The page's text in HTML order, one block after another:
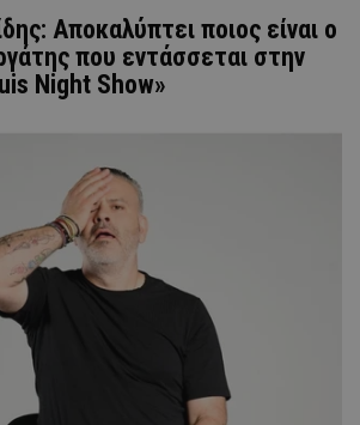
Αποκαλύπτει ποιος είναι ο
που εντάσσεται στην
Night Show»